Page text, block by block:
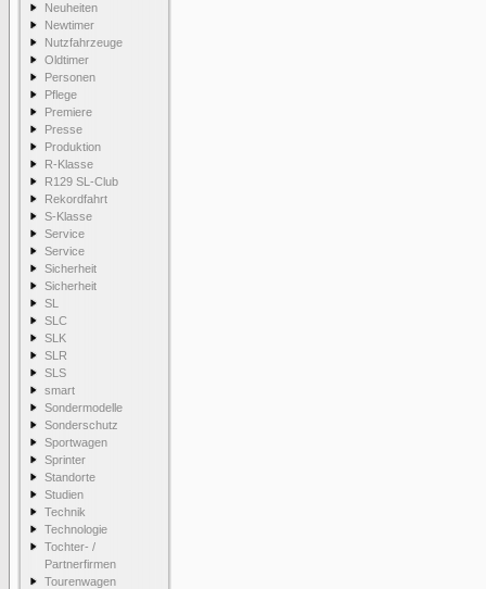
Neuheiten
Newtimer
Nutzfahrzeuge
Oldtimer
Personen
Pflege
Premiere
Presse
Produktion
R-Klasse
R129 SL-Club
Rekordfahrt
S-Klasse
Service
Service
Sicherheit
Sicherheit
SL
SLC
SLK
SLR
SLS
smart
Sondermodelle
Sonderschutz
Sportwagen
Sprinter
Standorte
Studien
Technik
Technologie
Tochter- /
Partnerfirmen
Tourenwagen